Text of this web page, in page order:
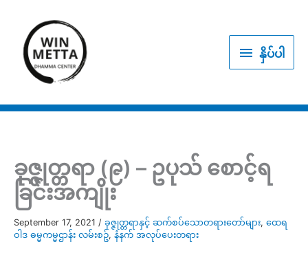
content
နှိပ် နှိပ်ပါ
ခုဇ္ဇုတ္တရာ (၉) – ဥပုသ် စောင့်ရ
ခြင်းအကျိုး
September 17, 2021 / ခုဇ္ဇုတ္တရာနှင့် ဆက်စပ်သောတရားတော်များ, ထေရ
ဝါဒ ဓမ္မကမ္မဌာန်း လမ်းစဥ်, နံနက် အလုပ်ပေးတရား